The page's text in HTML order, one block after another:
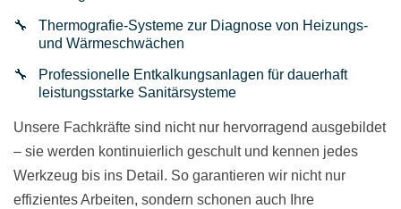
Thermografie-Systeme zur Diagnose von Heizungs-
und Wärmeschwächen
Professionelle Entkalkungsanlagen für dauerhaft
leistungsstarke Sanitärsysteme
Unsere Fachkräfte sind nicht nur hervorragend ausgebildet
– sie werden kontinuierlich geschult und kennen jedes
Werkzeug bis ins Detail. So garantieren wir nicht nur
effizientes Arbeiten, sondern schonen auch Ihre